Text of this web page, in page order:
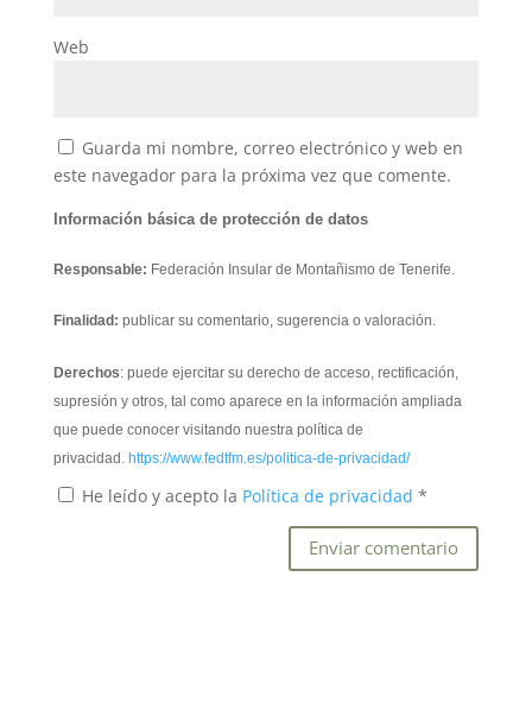
Web
Guarda mi nombre, correo electrónico y web en
este navegador para la próxima vez que comente.
Información básica de protección de datos
Responsable: Federación Insular de Montañismo de Tenerife.
Finalidad: publicar su comentario, sugerencia o valoración.
Derechos: puede ejercitar su derecho de acceso, rectificación,
supresión y otros, tal como aparece en la información ampliada
que puede conocer visitando nuestra política de
privacidad. https://www.fedtfm.es/politica-de-privacidad/
He leído y acepto la Política de privacidad *